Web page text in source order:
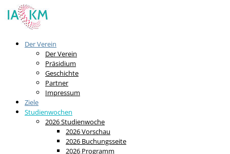
Der Verein
Der Verein
Präsidium
Geschichte
Partner
Impressum
Ziele
Studienwochen
2026 Studienwoche
2026 Vorschau
2026 Buchungsseite
2026 Programm